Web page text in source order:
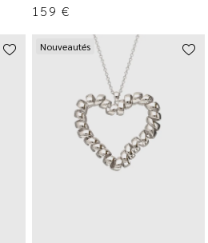
159 €
Nouveautés